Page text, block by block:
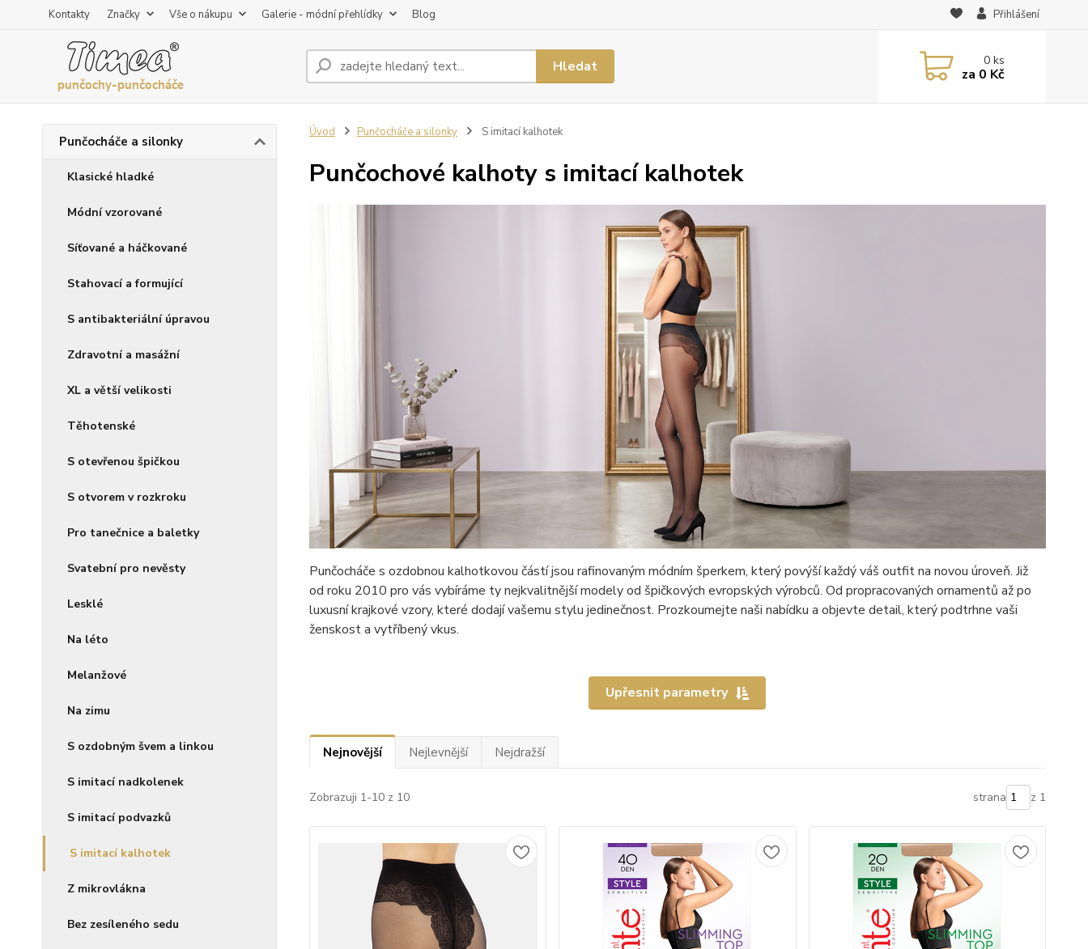
Kontakty Značky Vše o nákupu Galerie - módní přehlídky Blog Přihlášení
Hledat 0ks
za 0 Kč
Punčocháče a silonky
Klasické hladké
Módní vzorované
Síťované a háčkované
Stahovací a formující
S antibakteriální úpravou
Zdravotní a masážní
XL a větší velikosti
Těhotenské
S otevřenou špičkou
S otvorem v rozkroku
Pro tanečnice a baletky
Svatební pro nevěsty
Lesklé
Na léto
Melanžové
Na zimu
S ozdobným švem a linkou
S imitací nadkolenek
S imitací podvazků
S imitací kalhotek
Z mikrovlákna
Bez zesíleného sedu
Úvod Punčocháče a silonky S imitací kalhotek
Punčochové kalhoty s imitací kalhotek
Punčocháče s ozdobnou kalhotkovou částí jsou rafinovaným módním šperkem, který povýší každý váš outfit na novou úroveň. Již
od roku 2010 pro vás vybíráme ty nejkvalitnější modely od špičkových evropských výrobců. Od propracovaných ornamentů až po
luxusní krajkové vzory, které dodají vašemu stylu jedinečnost. Prozkoumejte naši nabídku a objevte detail, který podtrhne vaši
ženskost a vytříbený vkus.
Upřesnit parametry
Nejnovější Nejlevnější Nejdražší
Zobrazuji 1-10 z 10 strana z 1